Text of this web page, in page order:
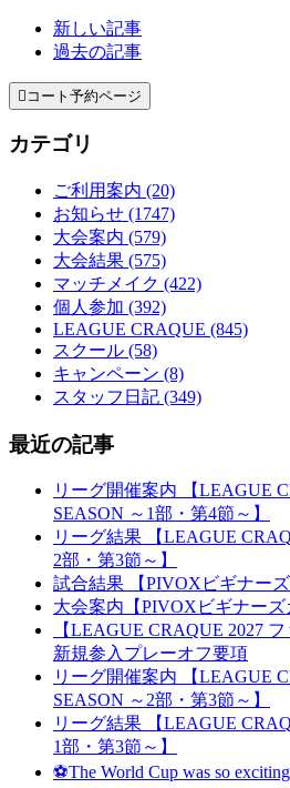
新しい記事
過去の記事
 コート予約ページ
カテゴリ
ご利用案内 (20)
お知らせ (1747)
大会案内 (579)
大会結果 (575)
マッチメイク (422)
個人参加 (392)
LEAGUE CRAQUE (845)
スクール (58)
キャンペーン (8)
スタッフ日記 (349)
最近の記事
リーグ開催案内 【LEAGUE
SEASON ～1部・第4節～】
リーグ結果 【LEAGUE
2部・第3節～】
試合結果 【PIVOXビギナーズ
大会案内【PIVOXビギナーズ
【LEAGUE CRAQUE 2027
新規参入プレーオフ要項
リーグ開催案内 【LEAGUE
SEASON ～2部・第3節～】
リーグ結果 【LEAGUE
1部・第3節～】
⚽The World Cup was so